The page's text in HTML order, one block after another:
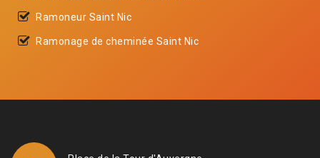
Ramoneur Saint Nic
Ramonage de cheminée Saint Nic